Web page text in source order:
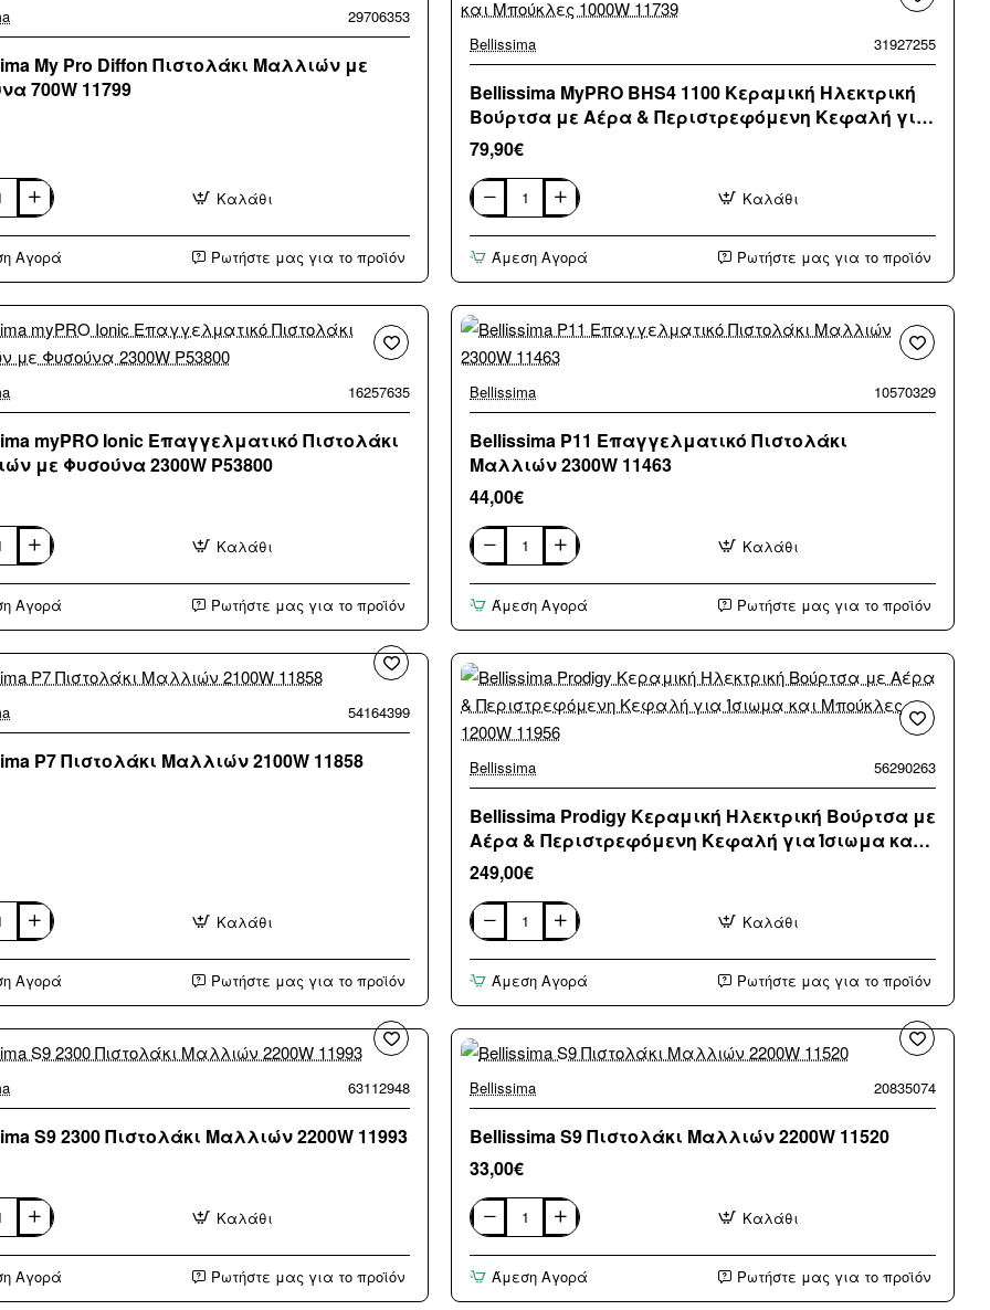
29706353
My Pro Diffon Πιστολάκι Μαλλιών με
700W 11799
Καλάθι
Αγορά Ρωτήστε μας για το προϊόν
Bellissima 31927255
Bellissima MyPRO BHS4 1100 Κεραμική Ηλεκτρική
Βούρτσα με Αέρα & Περιστρεφόμενη Κεφαλή για
Ίσιωμα και Μπούκλες 1000W 11739
79,90€
Bellissima
MyPRO
BHS4
1100
Βούρτσα
με
&
Κεφαλή
για
Ίσιωμα
και
Μπούκλες
1000W
11739
Καλάθι
Άμεση Αγορά Ρωτήστε μας για το προϊόν
16257635
myPRO Ionic Επαγγελματικό Πιστολάκι
με Φυσούνα 2300W P53800
Καλάθι
Αγορά Ρωτήστε μας για το προϊόν
Bellissima 10570329
Bellissima P11 Επαγγελματικό Πιστολάκι
Μαλλιών 2300W 11463
44,00€
Bellissima
P11
Επαγγελματικό
Πιστολάκι
11463
Καλάθι
Άμεση Αγορά Ρωτήστε μας για το προϊόν
54164399
P7 Πιστολάκι Μαλλιών 2100W 11858
Καλάθι
Αγορά Ρωτήστε μας για το προϊόν
Bellissima 56290263
Bellissima Prodigy Κεραμική Ηλεκτρική Βούρτσα με
Αέρα & Περιστρεφόμενη Κεφαλή για Ίσιωμα και
Μπούκλες 1200W 11956
249,00€
Bellissima
Prodigy
Κεραμική
Ηλεκτρική
Αέρα
&
Κεφαλή
για
και
Μπούκλες
1200W
11956
Καλάθι
Άμεση Αγορά Ρωτήστε μας για το προϊόν
63112948
S9 2300 Πιστολάκι Μαλλιών 2200W 11993
Καλάθι
Αγορά Ρωτήστε μας για το προϊόν
Bellissima 20835074
Bellissima S9 Πιστολάκι Μαλλιών 2200W 11520
33,00€
Bellissima
S9
Πιστολάκι
Μαλλιών
Καλάθι
Άμεση Αγορά Ρωτήστε μας για το προϊόν